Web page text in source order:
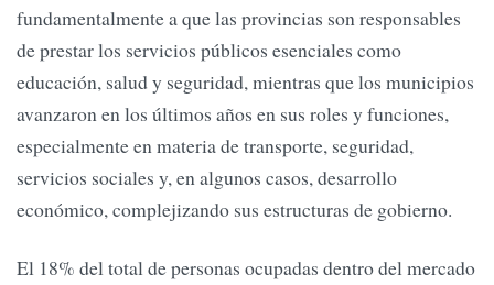
fundamentalmente a que las provincias son responsables
de prestar los servicios públicos esenciales como
educación, salud y seguridad, mientras que los municipios
avanzaron en los últimos años en sus roles y funciones,
especialmente en materia de transporte, seguridad,
servicios sociales y, en algunos casos, desarrollo
económico, complejizando sus estructuras de gobierno.
El 18% del total de personas ocupadas dentro del mercado